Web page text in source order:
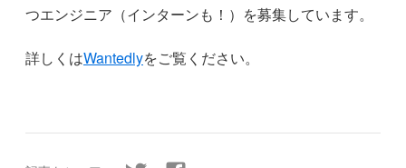
つエンジニア（インターンも！）を募集しています。
詳しくはWantedlyをご覧ください。